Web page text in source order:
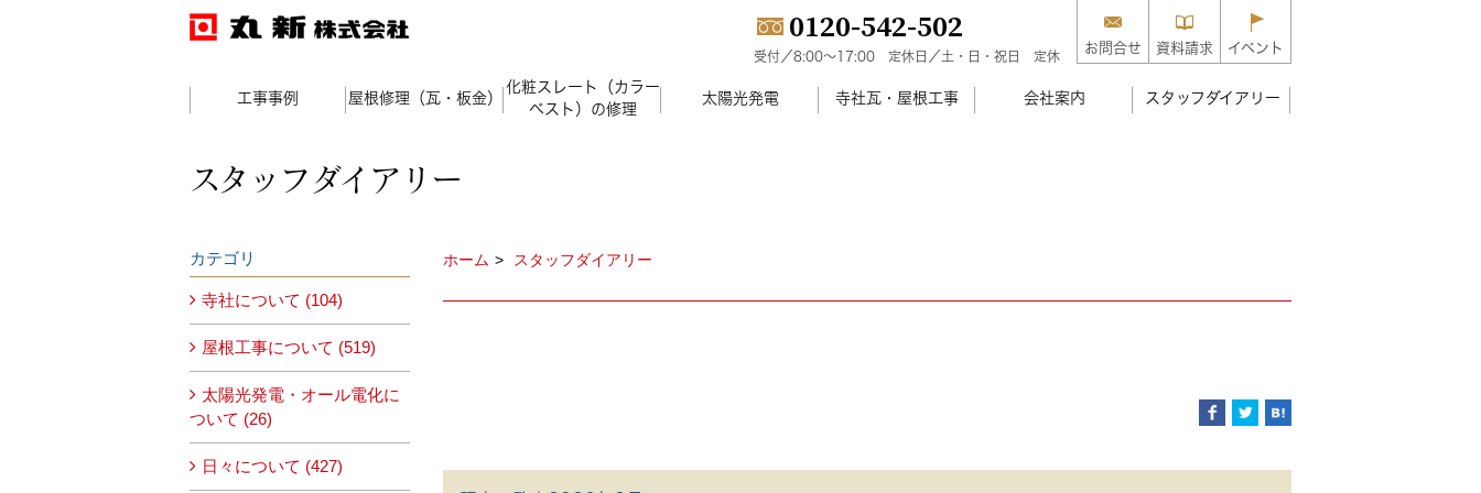
0120-542-502
受付／8:00～17:00 定休日／土・日・祝日 定休
お問合せ 資料請求 イベント
工事事例 屋根修理（瓦・板金）
化粧スレート（カラー
ベスト）の修理
太陽光発電 寺社瓦・屋根工事 会社案内 スタッフダイアリー
スタッフダイアリー
ホーム スタッフダイアリー
カテゴリ
寺社について (104)
屋根工事について (519)
太陽光発電・オール電化に
ついて (26)
日々について (427)